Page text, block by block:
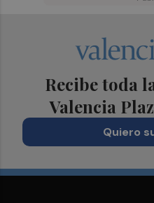
Recibe toda
Valencia
Quiero